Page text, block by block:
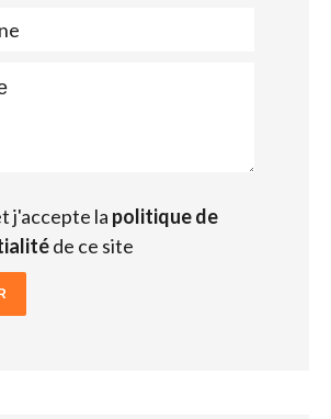
j'accepte la politique de
de ce site